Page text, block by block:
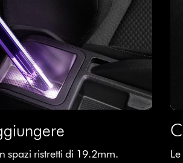
spazi ristretti di 19.2mm.